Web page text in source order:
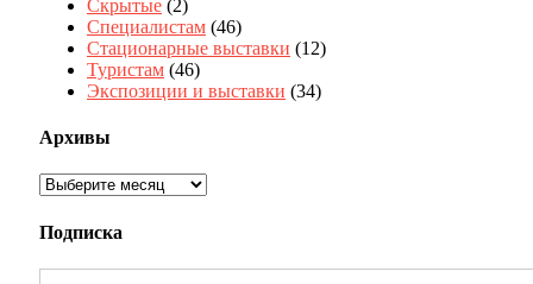
Скрытые (2)
Специалистам (46)
Стационарные выставки (12)
Туристам (46)
Экспозиции и выставки (34)
Архивы
Архивы
Подписка